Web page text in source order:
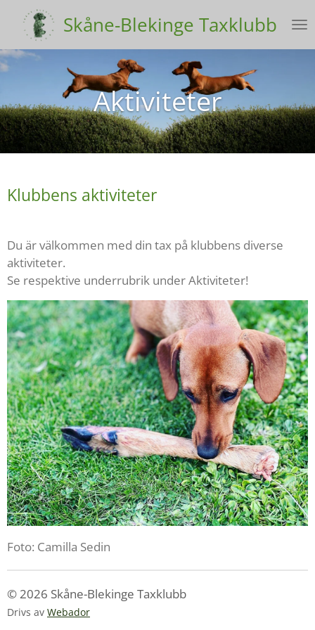
Hoppa
huvudinnehållet
Skåne-Blekinge Taxklubb
Aktiviteter
Klubbens aktiviteter
Du är välkommen med din tax på klubbens diverse
aktiviteter.
Se respektive underrubrik under Aktiviteter!
Foto: Camilla Sedin
© 2026 Skåne-Blekinge Taxklubb
Drivs av Webador